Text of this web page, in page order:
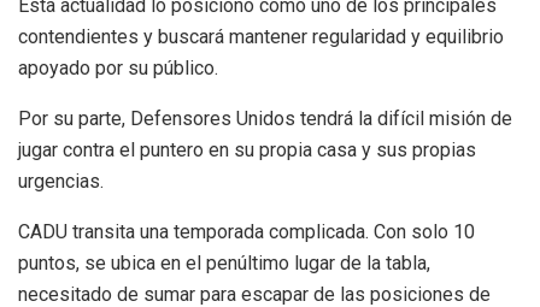
Esta actualidad lo posicionó como uno de los principales
contendientes y buscará mantener regularidad y equilibrio
apoyado por su público.
Por su parte, Defensores Unidos tendrá la difícil misión de
jugar contra el puntero en su propia casa y sus propias
urgencias.
CADU transita una temporada complicada. Con solo 10
puntos, se ubica en el penúltimo lugar de la tabla,
necesitado de sumar para escapar de las posiciones de